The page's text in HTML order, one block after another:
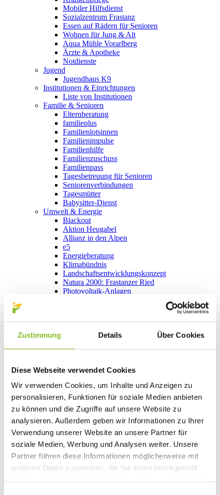
Zustimmung Details Über Cookies
Diese Webseite verwendet Cookies
Wir verwenden Cookies, um Inhalte und Anzeigen zu
personalisieren, Funktionen für soziale Medien anbieten
zu können und die Zugriffe auf unsere Website zu
analysieren. Außerdem geben wir Informationen zu Ihrer
Verwendung unserer Website an unsere Partner für
soziale Medien, Werbung und Analysen weiter. Unsere
Partner führen diese Informationen möglicherweise mit
weiteren Daten zusammen, die Sie ihnen bereitgestellt
Mobiler Hilfsdienst
Sozialzentrum Frastanz
Essen auf Rädern für Senioren
Wohnen für Jung & Alt
Aqua Mühle Vorarlberg
Ärzte & Apotheke
Notdienste
Jugend
Jugendhaus K9
Institutionen & Einrichtungen
Liste von Institutionen
Familie & Senioren
Elternberatung
familieplus
Familienlotsinnen
Familienimpulse
Familienhilfe
Familienzuschuss
Familienpass
Tagesbetreuung für Senioren
Seniorenverbindungen
Tagesmütter
Babysitter-Dienst
Umwelt & Energie
Blackout
Aktion Heugabel
Allianz in den Alpen
e5
Energieberatung
Klimabündnis
Landschaftsentwicklungskonzept
Natura 2000: Frastanzer Ried
Photovoltaik-Anlagen
Anmeldungen
Freizeit
Vorarlberger Museumswelt
Tabakausstellung
Kino vor Ort
Bibliothek
Gastronomie
Essen und Trinken in Frastanz
Sport
Naturbad Untere Au
Schwimmbad Felsenau
Wandern in Frastanz